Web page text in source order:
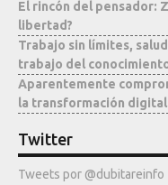
Mediateca
El rincón del pensador:
libertad?
Trabajo sin límites,
trabajo del
Aparentemente
la transformación digital
Twitter
Tweets por @dubitareinfo